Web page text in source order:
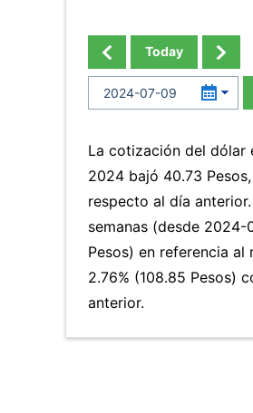
Today
La cotización del dólar
2024 bajó 40.73
respecto al día
semanas (desde 2024-
Pesos) en referencia
2.76% (108.85 Pesos)
anterior.